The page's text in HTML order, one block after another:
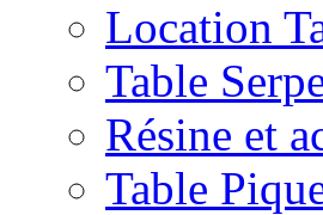
Location
Table
Résine et
Table